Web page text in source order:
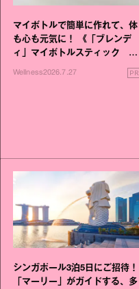
マイボトルで簡単に作れて、体
も心も元気に！ 《「ブレンデ
ィ」マイボトルスティック い
いこと毎日》シリーズが誕生
Wellness2026.7.27 PR
シンガポール3泊5日にご招待！
「マーリー」がガイドする、多